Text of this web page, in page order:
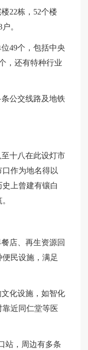
22栋，52个楼
。
49个，包括中央
，还有特种行业
公交线路及地铁
十八在此设灯市
作为地名得以
上曾建有镶白
店、再生资源回
民设施，满足
化设施，如智化
近同仁堂等医
站，周边有多条